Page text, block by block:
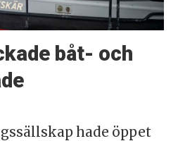
båt- och
hade öppet